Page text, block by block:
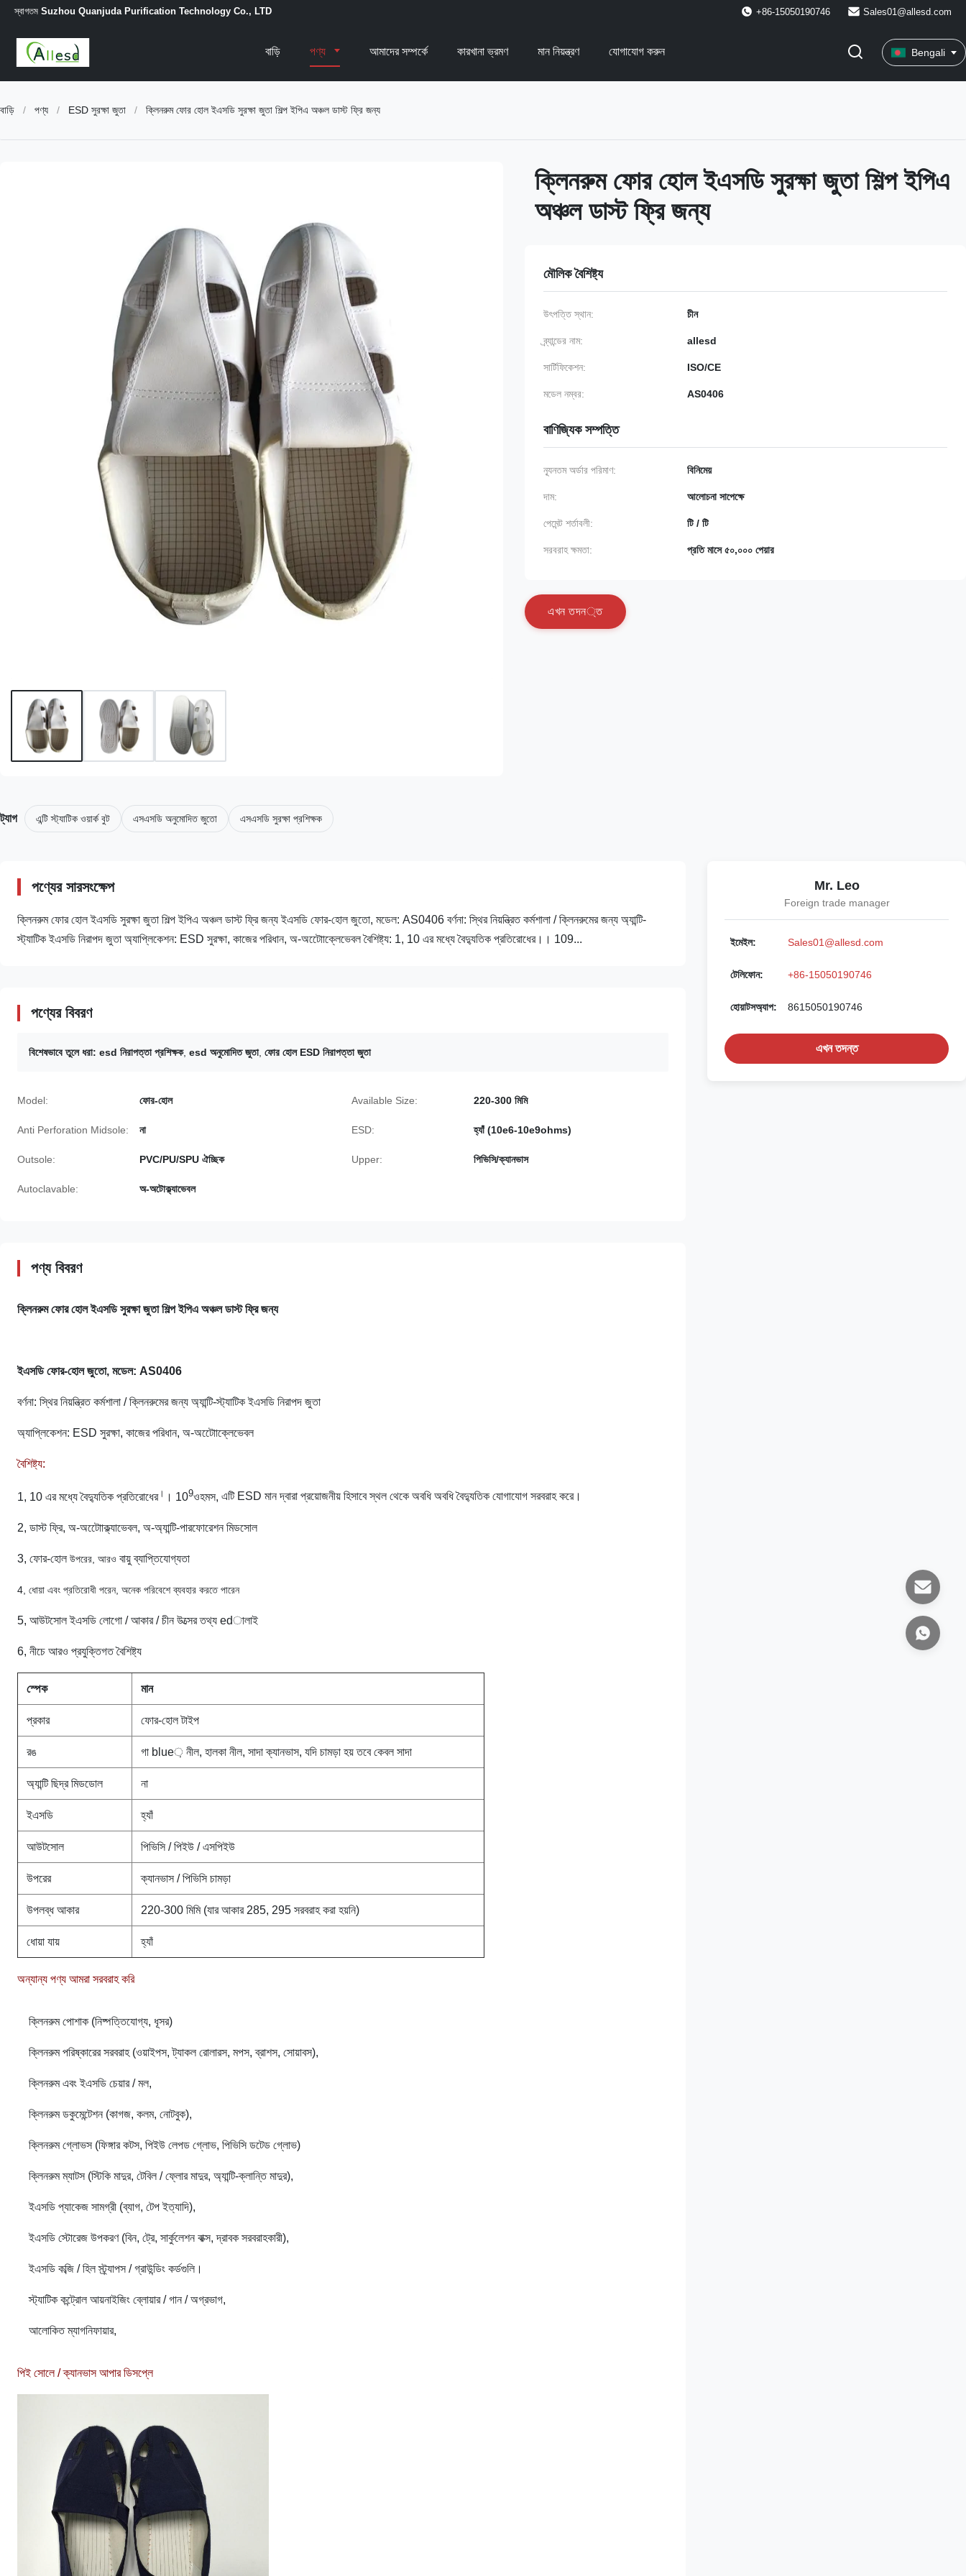
স্বাগতম Suzhou Quanjuda Purification Technology Co., LTD +86-15050190746 Sales01@allesd.com
বাড়ি পণ্য আমাদের সম্পর্কে কারখানা ভ্রমণ মান নিয়ন্ত্রণ যোগাযোগ করুন Bengali
বাড়ি / পণ্য / ESD সুরক্ষা জুতা / ক্লিনরুম ফোর হোল ইএসডি সুরক্ষা জুতা শিল্প ইপিএ অঞ্চল ডাস্ট ফ্রি জন্য
ক্লিনরুম ফোর হোল ইএসডি সুরক্ষা জুতা শিল্প ইপিএ
অঞ্চল ডাস্ট ফ্রি জন্য
মৌলিক বৈশিষ্ট্য
উৎপত্তি স্থান: চীন
ব্র্যান্ডের নাম: allesd
সার্টিফিকেশন: ISO/CE
মডেল নম্বর: AS0406
বাণিজ্যিক সম্পত্তি
ন্যূনতম অর্ডার পরিমাণ: বিনিমেয়
দাম: আলোচনা সাপেক্ষে
পেমেন্ট শর্তাবলী: টি / টি
সরবরাহ ক্ষমতা: প্রতি মাসে ৫০,০০০ পেয়ার
এখন তদন্ত
ট্যাগ এন্টি স্ট্যাটিক ওয়ার্ক বুট এসএসডি অনুমোদিত জুতো এসএসডি সুরক্ষা প্রশিক্ষক
পণ্যের সারসংক্ষেপ
ক্লিনরুম ফোর হোল ইএসডি সুরক্ষা জুতা শিল্প ইপিএ অঞ্চল ডাস্ট ফ্রি জন্য ইএসডি ফোর-হোল জুতো, মডেল: AS0406 বর্ণনা: স্থির নিয়ন্ত্রিত কর্মশালা / ক্লিনরুমের জন্য অ্যান্টি-
স্ট্যাটিক ইএসডি নিরাপদ জুতা অ্যাপ্লিকেশন: ESD সুরক্ষা, কাজের পরিধান, অ-অটোোক্লেভেবল বৈশিষ্ট্য: 1, 10 এর মধ্যে বৈদ্যুতিক প্রতিরোধের।। 109...
পণ্যের বিবরণ
বিশেষভাবে তুলে ধরা: esd নিরাপত্তা প্রশিক্ষক, esd অনুমোদিত জুতা, ফোর হোল ESD নিরাপত্তা জুতা
Model: ফোর-হোল Available Size: 220-300 মিমি
Anti Perforation Midsole: না ESD: হ্যাঁ (10e6-10e9ohms)
Outsole: PVC/PU/SPU ঐচ্ছিক Upper: পিভিসি/ক্যানভাস
Autoclavable: অ-অটোক্ল্যাভেবল
পণ্য বিবরণ
ক্লিনরুম ফোর হোল ইএসডি সুরক্ষা জুতা শিল্প ইপিএ অঞ্চল ডাস্ট ফ্রি জন্য
ইএসডি ফোর-হোল জুতো, মডেল: AS0406
বর্ণনা: স্থির নিয়ন্ত্রিত কর্মশালা / ক্লিনরুমের জন্য অ্যান্টি-স্ট্যাটিক ইএসডি নিরাপদ জুতা
অ্যাপ্লিকেশন: ESD সুরক্ষা, কাজের পরিধান, অ-অটোোক্লেভেবল
বৈশিষ্ট্য:
1, 10 এর মধ্যে বৈদ্যুতিক প্রতিরোধের। । 109ওহমস, এটি ESD মান দ্বারা প্রয়োজনীয় হিসাবে স্থল থেকে অবধি অবধি বৈদ্যুতিক যোগাযোগ সরবরাহ করে।
2, ডাস্ট ফ্রি, অ-অটোোক্ল্যাভেবল, অ-অ্যান্টি-পারফোরেশন মিডসোল
3, ফোর-হোল উপরের, আরও বায়ু ব্যাপ্তিযোগ্যতা
4, ধোয়া এবং প্রতিরোধী পরেন, অনেক পরিবেশে ব্যবহার করতে পারেন
5, আউটসোল ইএসডি লোগো / আকার / চীন উত্সের তথ্য edালাই
6, নীচে আরও প্রযুক্তিগত বৈশিষ্ট্য
স্পেক মান
প্রকার ফোর-হোল টাইপ
রঙ গা blue় নীল, হালকা নীল, সাদা ক্যানভাস, যদি চামড়া হয় তবে কেবল সাদা
অ্যান্টি ছিদ্র মিডডোল না
ইএসডি হ্যাঁ
আউটসোল পিভিসি / পিইউ / এসপিইউ
উপরের ক্যানভাস / পিভিসি চামড়া
উপলব্ধ আকার 220-300 মিমি (যার আকার 285, 295 সরবরাহ করা হয়নি)
ধোয়া যায় হ্যাঁ
অন্যান্য পণ্য আমরা সরবরাহ করি
ক্লিনরুম পোশাক (নিষ্পত্তিযোগ্য, ধূসর)
ক্লিনরুম পরিষ্কারের সরবরাহ (ওয়াইপস, ট্যাকল রোলারস, মপস, ব্রাশস, সোয়াবস),
ক্লিনরুম এবং ইএসডি চেয়ার / মল,
ক্লিনরুম ডকুমেন্টেশন (কাগজ, কলম, নোটবুক),
ক্লিনরুম গ্লোভস (ফিঙ্গার কটস, পিইউ লেপড গ্লোভ, পিভিসি ডটেড গ্লোভ)
ক্লিনরুম ম্যাটস (স্টিকি মাদুর, টেবিল / ফ্লোর মাদুর, অ্যান্টি-ক্লান্তি মাদুর),
ইএসডি প্যাকেজ সামগ্রী (ব্যাগ, টেপ ইত্যাদি),
ইএসডি স্টোরেজ উপকরণ (বিন, ট্রে, সার্কুলেশন বাক্স, দ্রাবক সরবরাহকারী),
ইএসডি কব্জি / হিল স্ট্র্যাপস / গ্রাউন্ডিং কর্ডগুলি।
স্ট্যাটিক কন্ট্রোল আয়নাইজিং ব্লোয়ার / গান / অগ্রভাগ,
আলোকিত ম্যাগনিফায়ার,
পিই সোলে / ক্যানভাস আপার ডিসপ্লে
Mr. Leo
Foreign trade manager
ইমেইল: Sales01@allesd.com
টেলিফোন: +86-15050190746
হোয়াটসঅ্যাপ: 8615050190746
এখন তদন্ত